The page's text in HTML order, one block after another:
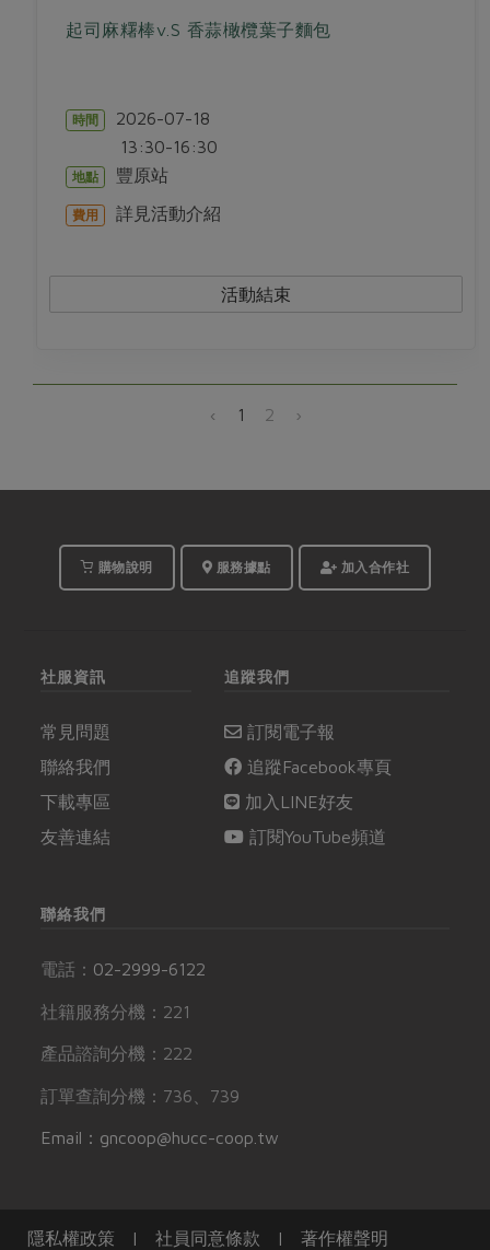
起司麻糬棒v.S 香蒜橄欖葉子麵包
時間 2026-07-18
13:30-16:30
地點 豐原站
費用 詳見活動介紹
活動結束
‹ 1 2 ›
購物說明 服務據點 加入合作社
社服資訊
常見問題
聯絡我們
下載專區
友善連結
追蹤我們
訂閱電子報
追蹤Facebook專頁
加入LINE好友
訂閱YouTube頻道
聯絡我們
電話： 02-2999-6122
社籍服務分機：221
產品諮詢分機：222
訂單查詢分機：736、739
Email：gncoop@hucc-coop.tw
隱私權政策 | 社員同意條款 | 著作權聲明